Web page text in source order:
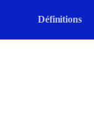
Définitions